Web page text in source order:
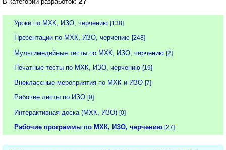
Уроки по МХК, ИЗО, черчению [138]
Презентации по МХК, ИЗО, черчению [248]
Мультимедийные тесты по МХК, ИЗО, черчению [2]
Печатные тесты по МХК, ИЗО, черчению [19]
Внеклассные мероприятия по МХК и ИЗО [7]
Рабочие листы по ИЗО [0]
Интерактивная доска (МХК, ИЗО) [0]
Рабочие программы по МХК, ИЗО, черчению [27]